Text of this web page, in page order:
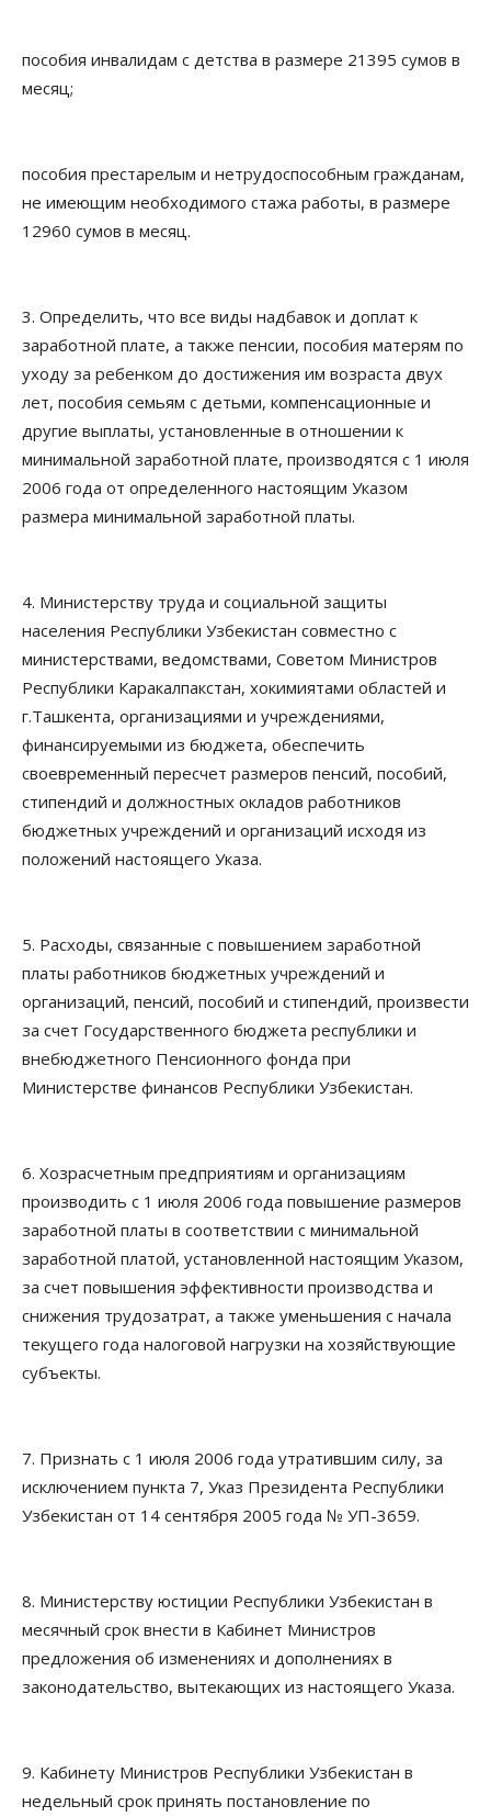
пособия инвалидам с детства в размере 21395 сумов в
месяц;
пособия престарелым и нетрудоспособным гражданам,
не имеющим необходимого стажа работы, в размере
12960 сумов в месяц.
3. Определить, что все виды надбавок и доплат к
заработной плате, а также пенсии, пособия матерям по
уходу за ребенком до достижения им возраста двух
лет, пособия семьям с детьми, компенсационные и
другие выплаты, установленные в отношении к
минимальной заработной плате, производятся с 1 июля
2006 года от определенного настоящим Указом
размера минимальной заработной платы.
4. Министерству труда и социальной защиты
населения Республики Узбекистан совместно с
министерствами, ведомствами, Советом Министров
Республики Каракалпакстан, хокимиятами областей и
г.Ташкента, организациями и учреждениями,
финансируемыми из бюджета, обеспечить
своевременный пересчет размеров пенсий, пособий,
стипендий и должностных окладов работников
бюджетных учреждений и организаций исходя из
положений настоящего Указа.
5. Расходы, связанные с повышением заработной
платы работников бюджетных учреждений и
организаций, пенсий, пособий и стипендий, произвести
за счет Государственного бюджета республики и
внебюджетного Пенсионного фонда при
Министерстве финансов Республики Узбекистан.
6. Хозрасчетным предприятиям и организациям
производить с 1 июля 2006 года повышение размеров
заработной платы в соответствии с минимальной
заработной платой, установленной настоящим Указом,
за счет повышения эффективности производства и
снижения трудозатрат, а также уменьшения с начала
текущего года налоговой нагрузки на хозяйствующие
субъекты.
7. Признать с 1 июля 2006 года утратившим силу, за
исключением пункта 7, Указ Президента Республики
Узбекистан от 14 сентября 2005 года № УП-3659.
8. Министерству юстиции Республики Узбекистан в
месячный срок внести в Кабинет Министров
предложения об изменениях и дополнениях в
законодательство, вытекающих из настоящего Указа.
9. Кабинету Министров Республики Узбекистан в
недельный срок принять постановление по